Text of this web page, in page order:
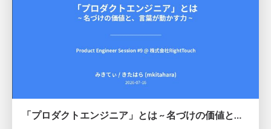
「プロダクトエンジニア」とは ~ 名づけの価値と、言葉が動かす力 ~